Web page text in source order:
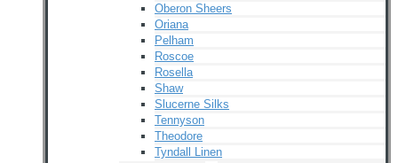
Oberon Sheers
Oriana
Pelham
Roscoe
Rosella
Shaw
Slucerne Silks
Tennyson
Theodore
Tyndall Linen